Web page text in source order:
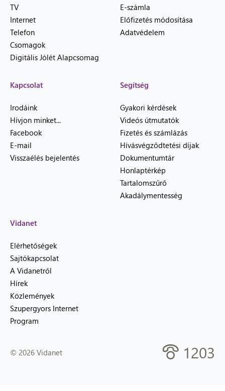
TV
Internet
Telefon
Csomagok
Digitális Jólét Alapcsomag
E-számla
Előfizetés módosítása
Adatvédelem
Kapcsolat
Irodáink
Hívjon minket...
Facebook
E-mail
Visszaélés bejelentés
Segítség
Gyakori kérdések
Videós útmutatók
Fizetés és számlázás
Hívásvégződtetési díjak
Dokumentumtár
Honlaptérkép
Tartalomszűrő
Akadálymentesség
Vidanet
Elérhetőségek
Sajtókapcsolat
A Vidanetről
Hírek
Közlemények
Szupergyors Internet
Program
© 2026 Vidanet 1203